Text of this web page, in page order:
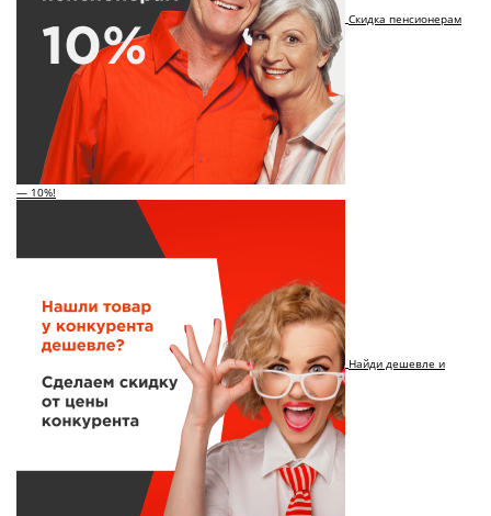
Скидка пенсионерам
— 10%!
Найди дешевле и